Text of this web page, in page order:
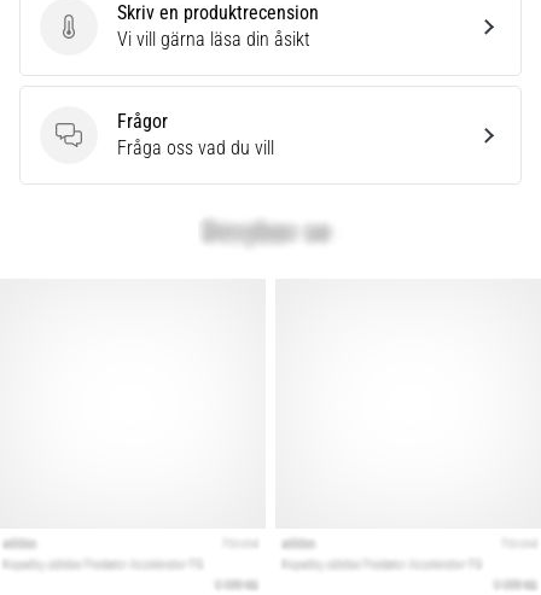
Skriv en produktrecension
Skriv en produktrecension
Vi vill gärna läsa din åsikt
Frågor
Frågor
Fråga oss vad du vill